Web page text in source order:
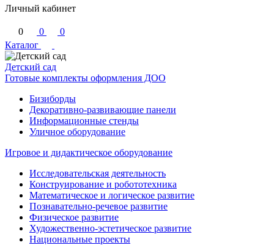
Личный кабинет
0 0
0
Каталог
Детский сад
Готовые комплекты оформления ДОО
Бизиборды
Декоративно-развивающие панели
Информационные стенды
Уличное оборудование
Игровое и дидактическое оборудование
Исследовательская деятельность
Конструирование и робототехника
Математическое и логическое развитие
Познавательно-речевое развитие
Физическое развитие
Художественно-эстетическое развитие
Национальные проекты